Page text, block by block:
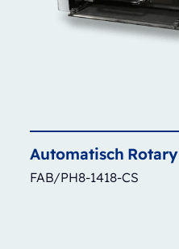
Automatisch Rotary
FAB/PH8-1418-CS